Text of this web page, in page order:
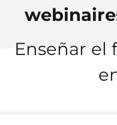
Enseñar el